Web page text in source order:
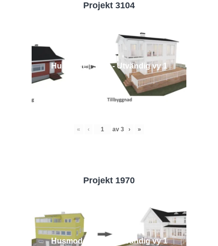
Projekt 3104
Husmodell 3104 - Utvändig vy 1
« ‹ av 3 › »
Projekt 1970
Husmodell 1970 - Utvändig vy 1